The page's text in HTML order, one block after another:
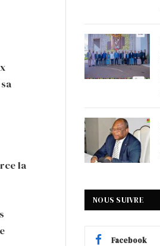
la
NOUS SUIVRE
Facebook